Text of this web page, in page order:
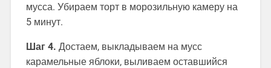
мусса. Убираем торт в морозильную камеру на
5 минут.
Шаг 4. Достаем, выкладываем на мусс
карамельные яблоки, выливаем оставшийся